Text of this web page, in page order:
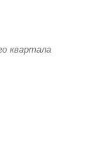
квартала